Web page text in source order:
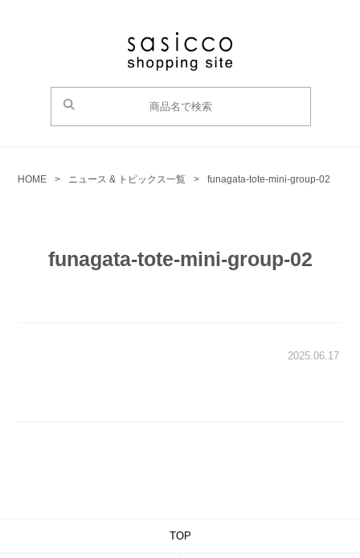
HOME > ニュース & トピックス一覧 > funagata-tote-mini-group-02
funagata-tote-mini-group-02
2025.06.17
TOP